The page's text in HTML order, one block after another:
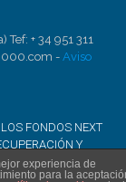
+ 34 951 311
- Aviso
FONDOS NEXT
Y
experiencia de
para la